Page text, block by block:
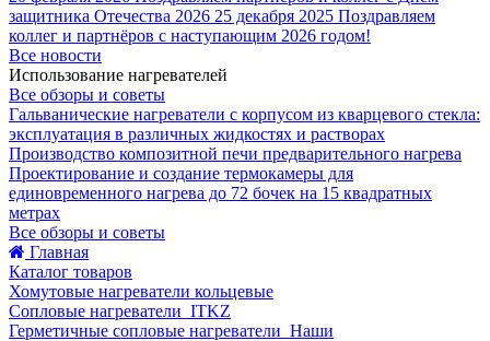
защитника Отечества 2026 25 декабря 2025 Поздравляем
коллег и партнёров с наступающим 2026 годом!
Все новости
Использование нагревателей
Все обзоры и советы
Гальванические нагреватели с корпусом из кварцевого стекла:
эксплуатация в различных жидкостях и растворах
Производство композитной печи предварительного нагрева
Проектирование и создание термокамеры для
единовременного нагрева до 72 бочек на 15 квадратных
метрах
Все обзоры и советы
Главная
Каталог товаров
Хомутовые нагреватели кольцевые
Cопловые нагреватели_ITKZ
Герметичные сопловые нагреватели_Наши